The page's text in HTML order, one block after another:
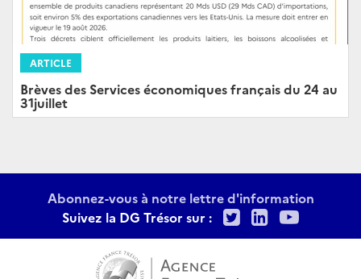
ARTICLE
Brèves des Services économiques français du 24 au
31juillet
Abonnez-vous à notre lettre d'information
Suivez la DG Trésor sur :
TwitterLinkedIn